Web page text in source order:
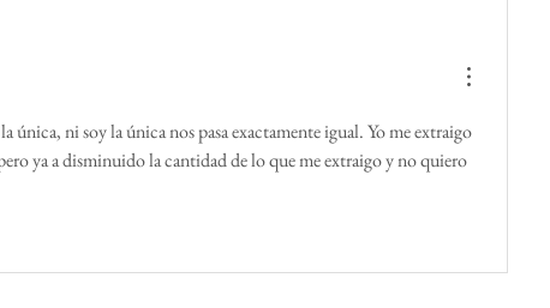
única, ni soy la única nos pasa exactamente igual. Yo me extraigo
ya a disminuido la cantidad de lo que me extraigo y no quiero